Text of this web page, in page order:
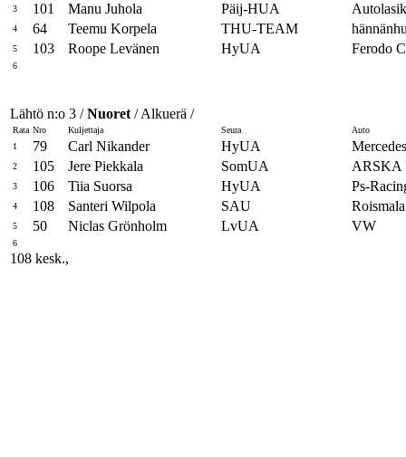
3 101 Manu Juhola Päij-HUA
4 64 Teemu Korpela THU-TEAM
5 103 Roope Levänen HyUA Ferodo
6
Lähtö n:o 3 /Nuoret / Alkuerä /
Rata Nro Kuljettaja Seura
Auto
1
79 Carl Nikander HyUA
2 105 Jere Piekkala SomUA ARSKA
3 106 Tiia Suorsa HyUA Ps-
4 108 Santeri Wilpola SAU
5 50 Niclas Grönholm LvUA VW
6
108 kesk.,